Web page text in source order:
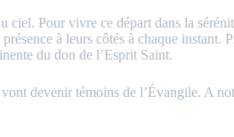
ciel. Pour vivre ce départ dans la
présence à leurs côtés à chaque
du don de l’Esprit Saint.
devenir témoins de l’Évangile. A